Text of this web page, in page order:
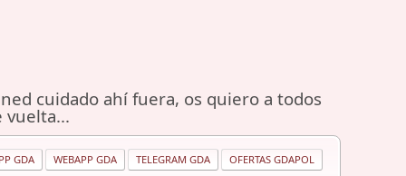
cuidado ahí fuera, os quiero a todos
vuelta...
GDA WEBAPP GDA TELEGRAM GDA OFERTAS GDAPOL